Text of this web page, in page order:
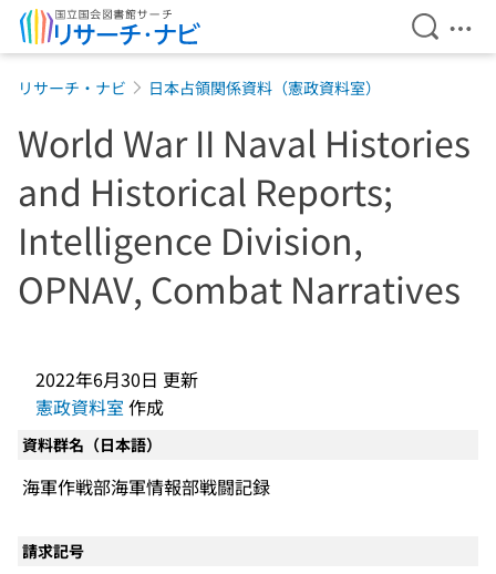
検索を
メ
リサーチ・ナビ 日本占領関係資料（憲政資料室）
World War II Naval Histories
and Historical Reports;
Intelligence Division,
OPNAV, Combat Narratives
2022年6月30日 更新
憲政資料室 作成
資料群名（日本語）
海軍作戦部海軍情報部戦闘記録
請求記号